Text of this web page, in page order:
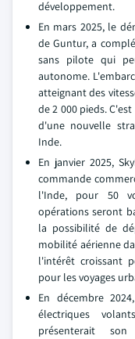
développement.
En mars 2025, le
de Guntur, a
sans pilote qui
autonome.
atteignant des
de 2 000 pieds.
d'une nouvelle
Inde.
En janvier 2025,
commande
l'Inde, pour 50
opérations seront
la possibilité de
mobilité aérienne
l'intérêt croissant
pour les voyages
En décembre
électriques
présenterait